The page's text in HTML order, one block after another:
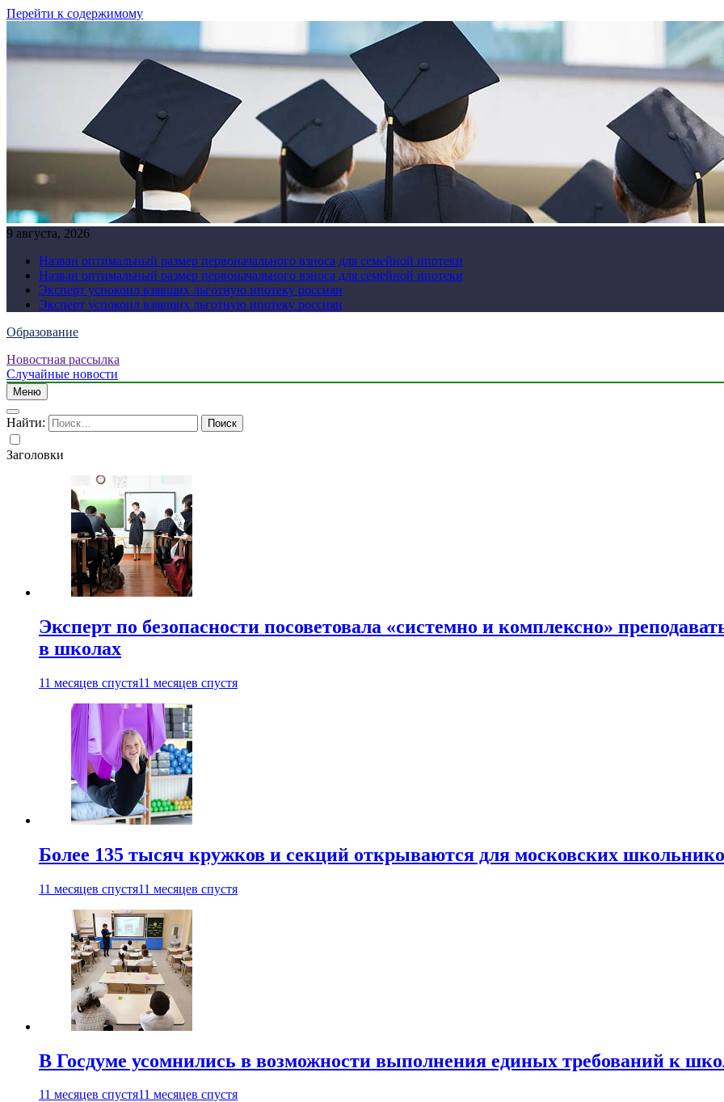
Перейти к содержимому
9 августа, 2026
Назван оптимальный размер первоначального взноса для семейной ипотеки
Назван оптимальный размер первоначального взноса для семейной ипотеки
Эксперт успокоил взявших льготную ипотеку россиян
Эксперт успокоил взявших льготную ипотеку россиян
Образование
Новостная рассылка
Случайные новости
Меню
Найти:
Заголовки
Эксперт по безопасности посоветовала «системно и комплексно»
в школах
11 месяцев спустя11 месяцев спустя
Более 135 тысяч кружков и секций открываются для московских
11 месяцев спустя11 месяцев спустя
В Госдуме усомнились в возможности выполнения единых требований к
11 месяцев спустя11 месяцев спустя